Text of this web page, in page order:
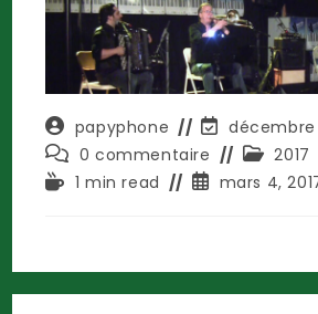
papyphone
décembre
0 commentaire
2017
1 min read
mars 4,